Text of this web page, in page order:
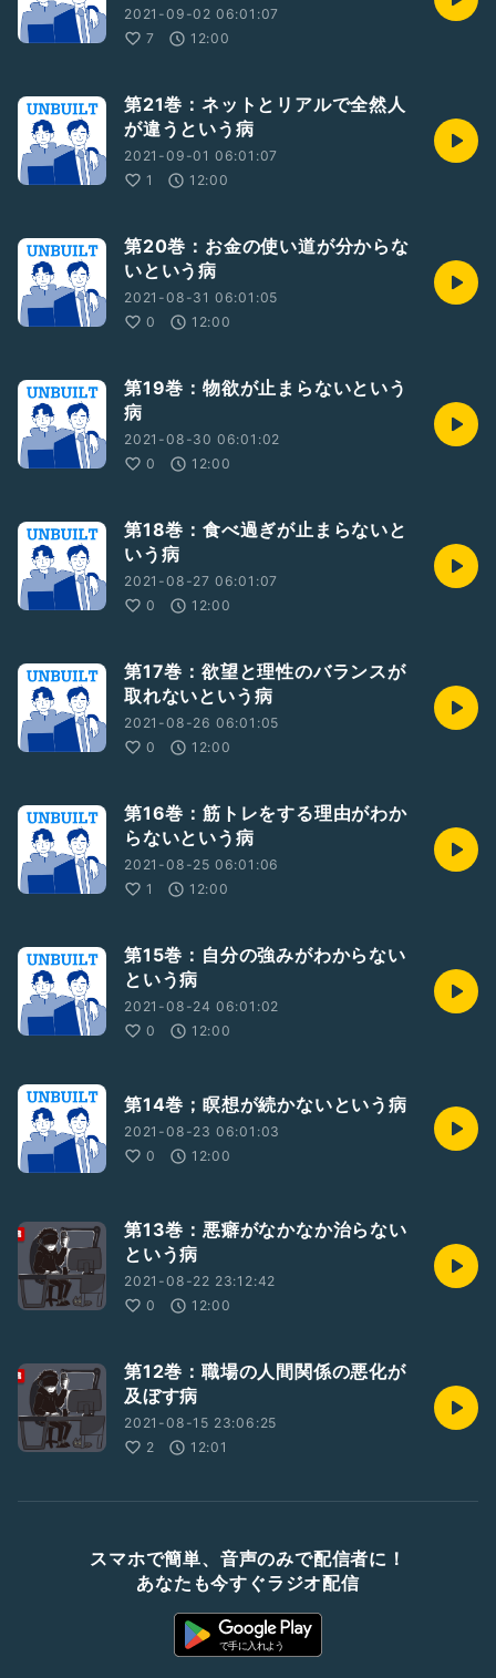
2021-09-02 06:01:07
7
12:00
第21巻：ネットとリアルで全然人
が違うという病
2021-09-01 06:01:07
1
12:00
第20巻：お金の使い道が分からな
いという病
2021-08-31 06:01:05
0
12:00
第19巻：物欲が止まらないという
病
2021-08-30 06:01:02
0
12:00
第18巻：食べ過ぎが止まらないと
いう病
2021-08-27 06:01:07
0
12:00
第17巻：欲望と理性のバランスが
取れないという病
2021-08-26 06:01:05
0
12:00
第16巻：筋トレをする理由がわか
らないという病
2021-08-25 06:01:06
1
12:00
第15巻：自分の強みがわからない
という病
2021-08-24 06:01:02
0
12:00
第14巻；瞑想が続かないという病
2021-08-23 06:01:03
0
12:00
第13巻：悪癖がなかなか治らない
という病
2021-08-22 23:12:42
0
12:00
第12巻：職場の人間関係の悪化が
及ぼす病
2021-08-15 23:06:25
2
12:01
スマホで簡単、音声のみで配信者に！
あなたも今すぐラジオ配信